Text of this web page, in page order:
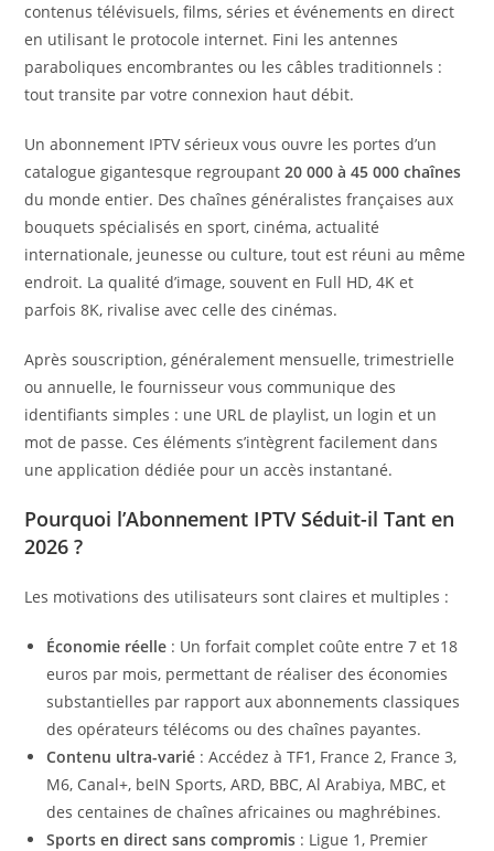
contenus télévisuels, films, séries et événements en direct
en utilisant le protocole internet. Fini les antennes
paraboliques encombrantes ou les câbles traditionnels :
tout transite par votre connexion haut débit.
Un abonnement IPTV sérieux vous ouvre les portes d’un
catalogue gigantesque regroupant20 000 à 45 000 chaînes
du monde entier. Des chaînes généralistes françaises aux
bouquets spécialisés en sport, cinéma, actualité
internationale, jeunesse ou culture, tout est réuni au même
endroit. La qualité d’image, souvent en Full HD, 4K et
parfois 8K, rivalise avec celle des cinémas.
Après souscription, généralement mensuelle, trimestrielle
ou annuelle, le fournisseur vous communique des
identifiants simples : une URL de playlist, un login et un
mot de passe. Ces éléments s’intègrent facilement dans
une application dédiée pour un accès instantané.
Pourquoi l’Abonnement IPTV Séduit-il Tant en
2026 ?
Les motivations des utilisateurs sont claires et multiples :
Économie réelle : Un forfait complet coûte entre 7 et 18
euros par mois, permettant de réaliser des économies
substantielles par rapport aux abonnements classiques
des opérateurs télécoms ou des chaînes payantes.
Contenu ultra-varié : Accédez à TF1, France 2, France 3,
M6, Canal+, beIN Sports, ARD, BBC, Al Arabiya, MBC, et
des centaines de chaînes africaines ou maghrébines.
Sports en direct sans compromis : Ligue 1, Premier